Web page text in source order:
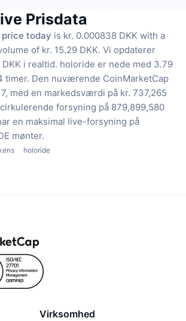
Prisdata
today is kr. 0.000838 DKK with a
of kr. 15.29 DKK. Vi opdaterer
i realtid. holoride er nede med 3.79
timer. Den nuværende CoinMarketCap
med en markedsværdi på kr. 737,265
forsyning på 879,899,580
en maksimal live-forsyning på
mønter.
holoride
Virksomhed